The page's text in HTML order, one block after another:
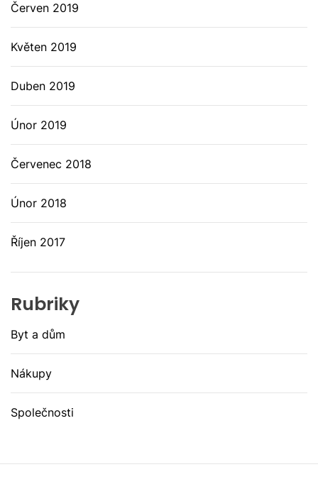
Červen 2019
Květen 2019
Duben 2019
Únor 2019
Červenec 2018
Únor 2018
Říjen 2017
Rubriky
Byt a dům
Nákupy
Společnosti